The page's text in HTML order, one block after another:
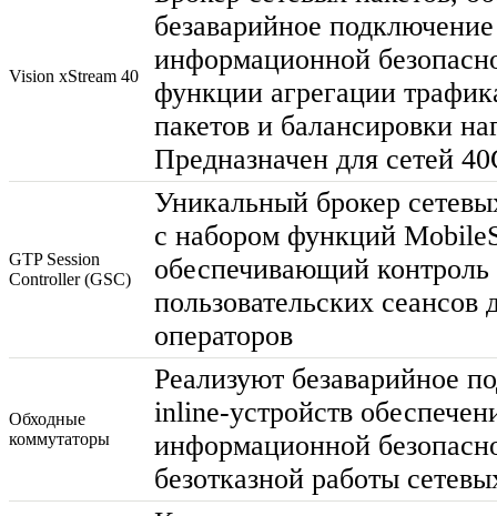
Vision xStream 40
безаварийное
информационной
функции агрегации
пакетов и балансировки
Предназначен для сетей
GTP Session
Controller (GSC)
Уникальный брокер
с набором функций
обеспечивающий контроль
пользовательских
операторов
Обходные
коммутаторы
Реализуют безаварийное
inline-устройств
информационной
безотказной работы